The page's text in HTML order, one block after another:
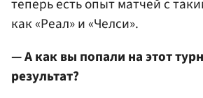
как «Реал» и «Челси».
— А как вы попали на этот
результат?